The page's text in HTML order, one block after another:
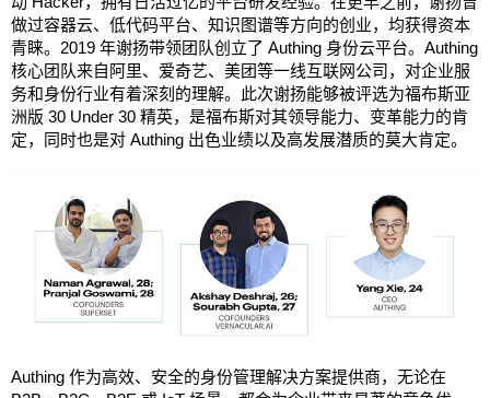
做过容器云、低代码平台、知识图谱等⽅向的创业，均获得资本
青睐。2019 年谢扬带领团队创立了 Authing 身份云平台。Authing
核心团队来自阿里、爱奇艺、美团等一线互联网公司，对企业服
务和身份行业有着深刻的理解。此次谢扬能够被评选为福布斯亚
洲版 30 Under 30 精英，是福布斯对其领导能力、变革能力的肯
定，同时也是对 Authing 出色业绩以及高发展潜质的莫大肯定。
Authing 作为高效、安全的身份管理解决方案提供商，无论在